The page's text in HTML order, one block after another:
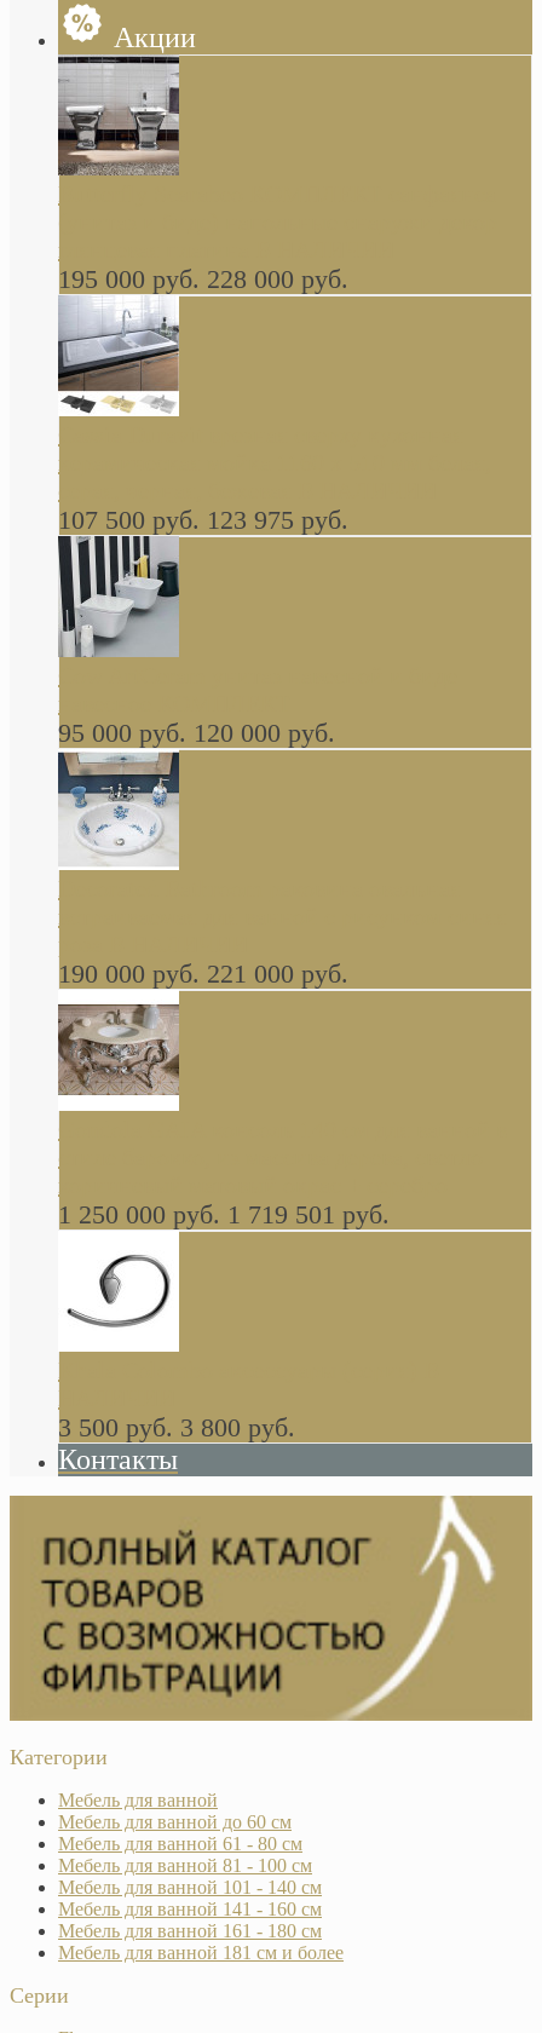
Акции
Butterfly Scarabeo КОМПЛЕКТ санфаянса
глянцевая платина В НАЛИЧИИ
195 000 руб. 228 000 руб.
керамическая мойка 1160 x 510 мм белая,
серая, черная, бежевая В НАЛИЧИИ
107 500 руб. 123 975 руб.
навесное КОМПЛЕКТ
95 000 руб. 120 000 руб.
Decorated Bathroom раковина овальная
встраиваемая для ванной с рисунком синяя
роза В НАЛИЧИИ
190 000 руб. 221 000 руб.
стиле барокко, из массива дерева, светло
коричневый матовый окрас + серебро
1 250 000 руб. 1 719 501 руб.
Khala Colombo аксессуары (серия) В
НАЛИЧИИ
3 500 руб. 3 800 руб.
Контакты
Категории
Мебель для ванной
Мебель для ванной до 60 см
Мебель для ванной 61 - 80 см
Мебель для ванной 81 - 100 см
Мебель для ванной 101 - 140 см
Мебель для ванной 141 - 160 см
Мебель для ванной 161 - 180 см
Мебель для ванной 181 см и более
Серии